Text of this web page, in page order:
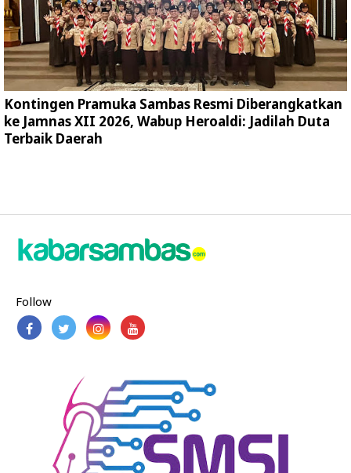
Kontingen Pramuka Sambas Resmi Diberangkatkan
ke Jamnas XII 2026, Wabup Heroaldi: Jadilah Duta
Terbaik Daerah
Follow